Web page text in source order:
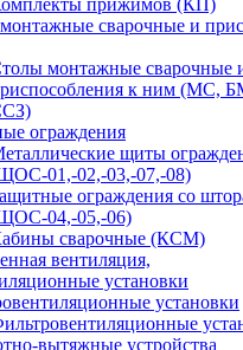
прижимов (КП)
сварочные и
монтажные сварочные
к ним (МС,
ограждения
щиты
01,-02,-03,-07,-08)
ограждения со
04,-05,-06)
сварочные (КСМ)
вентиляция,
установки
установки
вытяжные устройства